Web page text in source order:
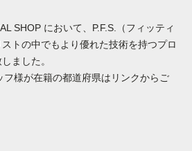
SHOP において、P.F.S.（フィッティ
トの中でもより優れた技術を持つプロ
ました。
フ様が在籍の都道府県はリンクからご